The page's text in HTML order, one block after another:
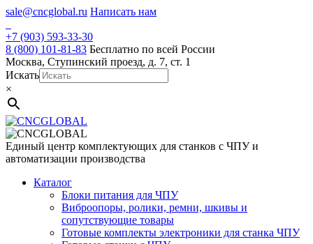
Skip
content
sale@cncglobal.ru Написать нам
+7 (903) 593-33-30
8 (800) 101-81-83 Бесплатно по всей России
Москва, Ступинский проезд, д. 7, ст. 1
Искать
×
Единый центр комплектующих для станков с ЧПУ и
автоматизации производства
Каталог
Блоки питания для ЧПУ
Виброопоры, ролики, ремни, шкивы и
сопутствующие товары
Готовые комплекты электроники для станка ЧПУ